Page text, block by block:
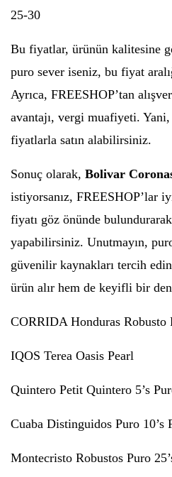
25-30
Bu fiyatlar, ürünün kalitesine
puro sever iseniz, bu fiyat
Ayrıca, FREESHOP’tan
avantajı, vergi muafiyeti.
fiyatlarla satın alabilirsiniz.
Sonuç olarak, Bolivar
istiyorsanız, FREESHOP’lar
fiyatı göz önünde
yapabilirsiniz. Unutmayın,
güvenilir kaynakları tercih
ürün alır hem de keyifli bir
CORRIDA Honduras Robusto
IQOS Terea Oasis Pearl
Quintero Petit Quintero 5’s
Cuaba Distinguidos Puro 10’s
Montecristo Robustos Puro